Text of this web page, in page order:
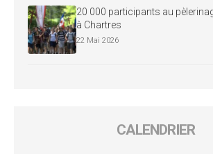
20 000 participants au
à Chartres
22 Mai 2026
CALENDRIER